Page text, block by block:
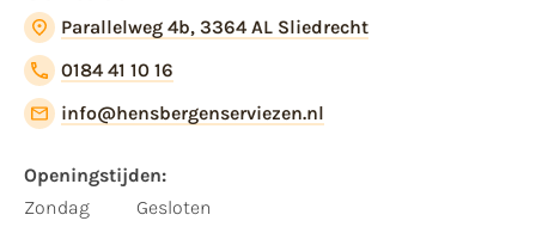
Parallelweg 4b, 3364 AL Sliedrecht
0184 41 10 16
info@hensbergenserviezen.nl
Openingstijden:​
​Zondag
Gesloten